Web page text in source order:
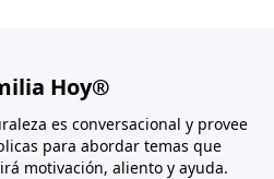
Hoy®
es conversacional y provee
para abordar temas que
motivación, aliento y ayuda.